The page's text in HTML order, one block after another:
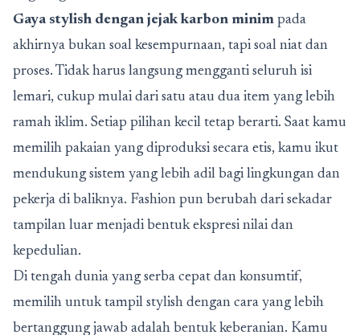
Gaya stylish dengan jejak karbon minim pada
akhirnya bukan soal kesempurnaan, tapi soal niat dan
proses. Tidak harus langsung mengganti seluruh isi
lemari, cukup mulai dari satu atau dua item yang lebih
ramah iklim. Setiap pilihan kecil tetap berarti. Saat kamu
memilih pakaian yang diproduksi secara etis, kamu ikut
mendukung sistem yang lebih adil bagi lingkungan dan
pekerja di baliknya. Fashion pun berubah dari sekadar
tampilan luar menjadi bentuk ekspresi nilai dan
kepedulian.
Di tengah dunia yang serba cepat dan konsumtif,
memilih untuk tampil stylish dengan cara yang lebih
bertanggung jawab adalah bentuk keberanian. Kamu